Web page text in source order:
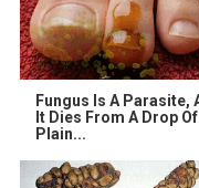
Fungus Is A Parasite,
It Dies From A Drop Of
Plain...